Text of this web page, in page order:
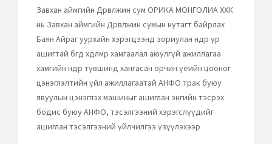
Завхан аймгийн Дөрвөлжин сум ОРИКА МОНГОЛИА ХХК
нь Завхан аймгийн Дөрвөлжин сумын нутагт байрлах
Баян Айраг уурхайн хэрэгцээнд зориулан өндөр үр
ашигтай бөгөөд хөдөлмөр хамгаалал аюулгүй ажиллагаа
хамгийн өндөр түвшинд хангасан орчин үеийн цооног
цэнэглэлтийн үйл ажиллагаатай АНФО трак буюу
явуулын цэнэглэх машиныг ашиглан энгийн тэсрэх
бодис буюу АНФО, тэсэлгээний хэрэгслүүдийг
ашиглан тэсэлгээний үйлчилгээ үзүүлэхээр